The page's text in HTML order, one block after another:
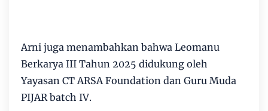
Arni juga menambahkan bahwa Leomanu
Berkarya III Tahun 2025 didukung oleh
Yayasan CT ARSA Foundation dan Guru Muda
PIJAR batch IV.